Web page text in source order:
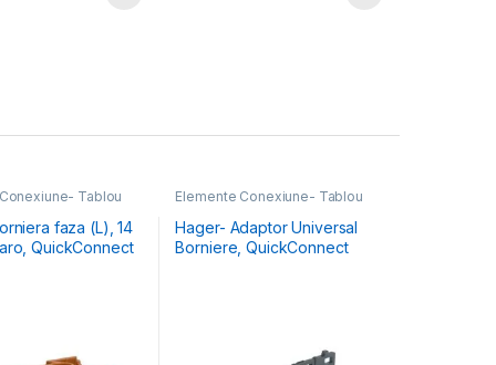
Tablou
faza (L), 14
QuickConnect
Elemente Conexiune- Tablou
Hager- Adaptor Universal
Borniere, QuickConnect